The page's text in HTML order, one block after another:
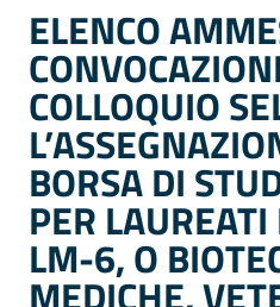
ELENCO
COLLOQUIO
BORSA DI
PER
LM-6, O